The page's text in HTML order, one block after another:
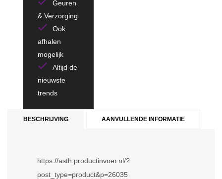
Geuren
& Verzorging
Ook
afhalen
mogelijk
Altijd de
nieuwste
trends
BESCHRIJVING AANVULLENDE INFORMATIE
https://asth.productinvoer.nl/?
post_type=product&p=26035